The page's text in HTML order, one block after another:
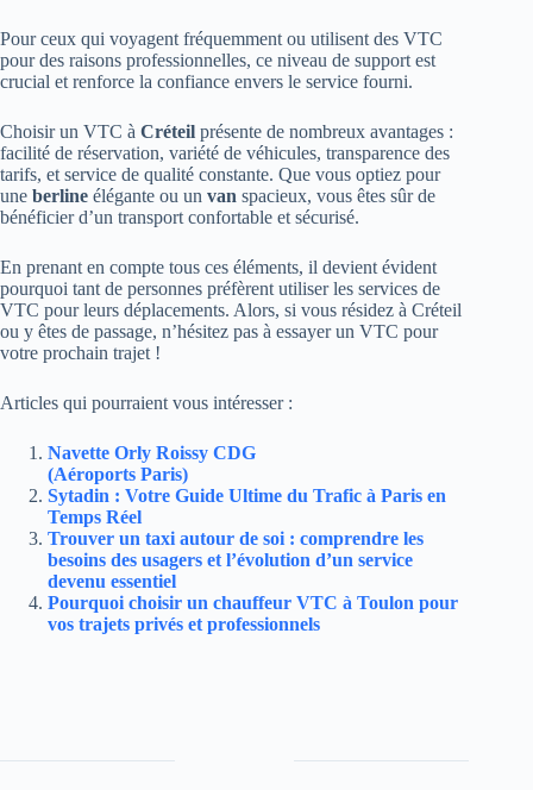
Pour ceux qui voyagent fréquemment ou utilisent des VTC
pour des raisons professionnelles, ce niveau de support est
crucial et renforce la confiance envers le service fourni.
Choisir un VTC à Créteil présente de nombreux avantages :
facilité de réservation, variété de véhicules, transparence des
tarifs, et service de qualité constante. Que vous optiez pour
une berline élégante ou un van spacieux, vous êtes sûr de
bénéficier d’un transport confortable et sécurisé.
En prenant en compte tous ces éléments, il devient évident
pourquoi tant de personnes préfèrent utiliser les services de
VTC pour leurs déplacements. Alors, si vous résidez à Créteil
ou y êtes de passage, n’hésitez pas à essayer un VTC pour
votre prochain trajet !
Articles qui pourraient vous intéresser :
Navette Orly Roissy CDG
(Aéroports Paris)
Sytadin : Votre Guide Ultime du Trafic à Paris en
Temps Réel
Trouver un taxi autour de soi : comprendre les
besoins des usagers et l’évolution d’un service
devenu essentiel
Pourquoi choisir un chauffeur VTC à Toulon pour
vos trajets privés et professionnels